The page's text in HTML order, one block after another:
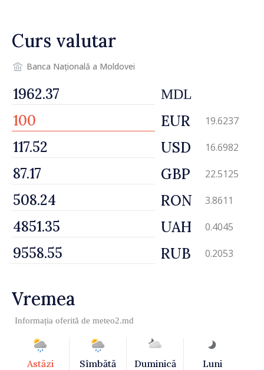
depășim blocajele și să dăm o
șansă localităților să se
dezvolte”
Curs valutar
Banca Națională a Moldovei
MDL
EUR 19.6237
USD 16.6982
GBP 22.5125
RON 3.8611
UAH 0.4045
RUB 0.2053
Vremea
Informația oferită de meteo2.md
Astăzi Sîmbătă Duminică Luni